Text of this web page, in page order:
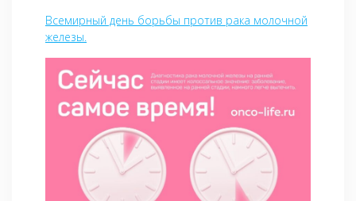
Всемирный день борьбы против рака молочной
железы.